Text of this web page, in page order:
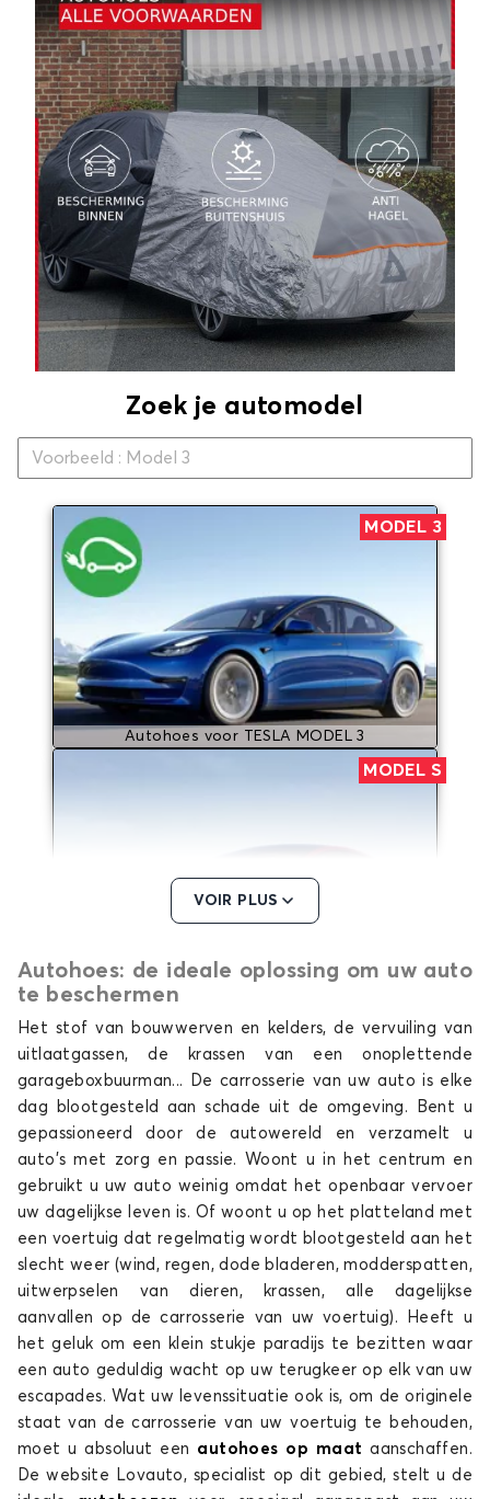
Zoek je automodel
MODEL 3
Autohoes voor TESLA MODEL 3
MODEL S
Autohoes voor TESLA MODEL S
Autohoes voor TESLA MODEL X
MODEL Y
Autohoes voor TESLA MODEL Y
VOIR PLUS
Autohoes: de ideale oplossing om uw auto
te beschermen
Het stof van bouwwerven en kelders, de vervuiling van
uitlaatgassen, de krassen van een onoplettende
garageboxbuurman... De carrosserie van uw auto is elke
dag blootgesteld aan schade uit de omgeving. Bent u
gepassioneerd door de autowereld en verzamelt u
auto's met zorg en passie. Woont u in het centrum en
gebruikt u uw auto weinig omdat het openbaar vervoer
uw dagelijkse leven is. Of woont u op het platteland met
een voertuig dat regelmatig wordt blootgesteld aan het
slecht weer (wind, regen, dode bladeren, modderspatten,
uitwerpselen van dieren, krassen, alle dagelijkse
aanvallen op de carrosserie van uw voertuig). Heeft u
het geluk om een klein stukje paradijs te bezitten waar
een auto geduldig wacht op uw terugkeer op elk van uw
escapades. Wat uw levenssituatie ook is, om de originele
staat van de carrosserie van uw voertuig te behouden,
moet u absoluut een autohoes op maataanschaffen.
De website Lovauto, specialist op dit gebied, stelt u de